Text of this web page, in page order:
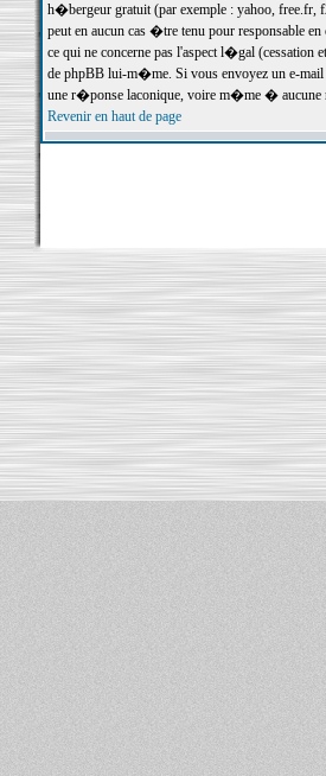
h�bergeur gratuit (par exemple : yahoo, free.fr,
peut en aucun cas �tre tenu pour responsable
ce qui ne concerne pas l'aspect l�gal (cessation
de phpBB lui-m�me. Si vous envoyez un e-mail
une r�ponse laconique, voire m�me �
Revenir en haut de page